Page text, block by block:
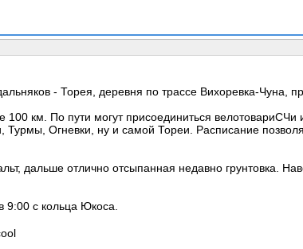
- Торея, деревня по трассе Вихоревка-Чуна,
100 км. По пути могут присоединиться велотовариСЧи
Турмы, Огневки, ну и самой Тореи. Расписание
дальше отлично отсыпанная недавно грунтовка.
9:00 с кольца Юкоса.